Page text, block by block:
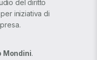
del diritto
iniziativa di
Mondini.